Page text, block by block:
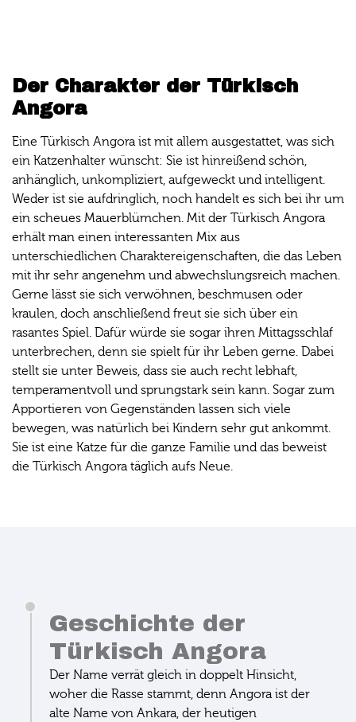
Der Charakter der Türkisch
Angora
Eine Türkisch Angora ist mit allem ausgestattet, was sich
ein Katzenhalter wünscht: Sie ist hinreißend schön,
anhänglich, unkompliziert, aufgeweckt und intelligent.
Weder ist sie aufdringlich, noch handelt es sich bei ihr um
ein scheues Mauerblümchen. Mit der Türkisch Angora
erhält man einen interessanten Mix aus
unterschiedlichen Charaktereigenschaften, die das Leben
mit ihr sehr angenehm und abwechslungsreich machen.
Gerne lässt sie sich verwöhnen, beschmusen oder
kraulen, doch anschließend freut sie sich über ein
rasantes Spiel. Dafür würde sie sogar ihren Mittagsschlaf
unterbrechen, denn sie spielt für ihr Leben gerne. Dabei
stellt sie unter Beweis, dass sie auch recht lebhaft,
temperamentvoll und sprungstark sein kann. Sogar zum
Apportieren von Gegenständen lassen sich viele
bewegen, was natürlich bei Kindern sehr gut ankommt.
Sie ist eine Katze für die ganze Familie und das beweist
die Türkisch Angora täglich aufs Neue.
Geschichte der
Türkisch Angora
Der Name verrät gleich in doppelt Hinsicht,
woher die Rasse stammt, denn Angora ist der
alte Name von Ankara, der heutigen